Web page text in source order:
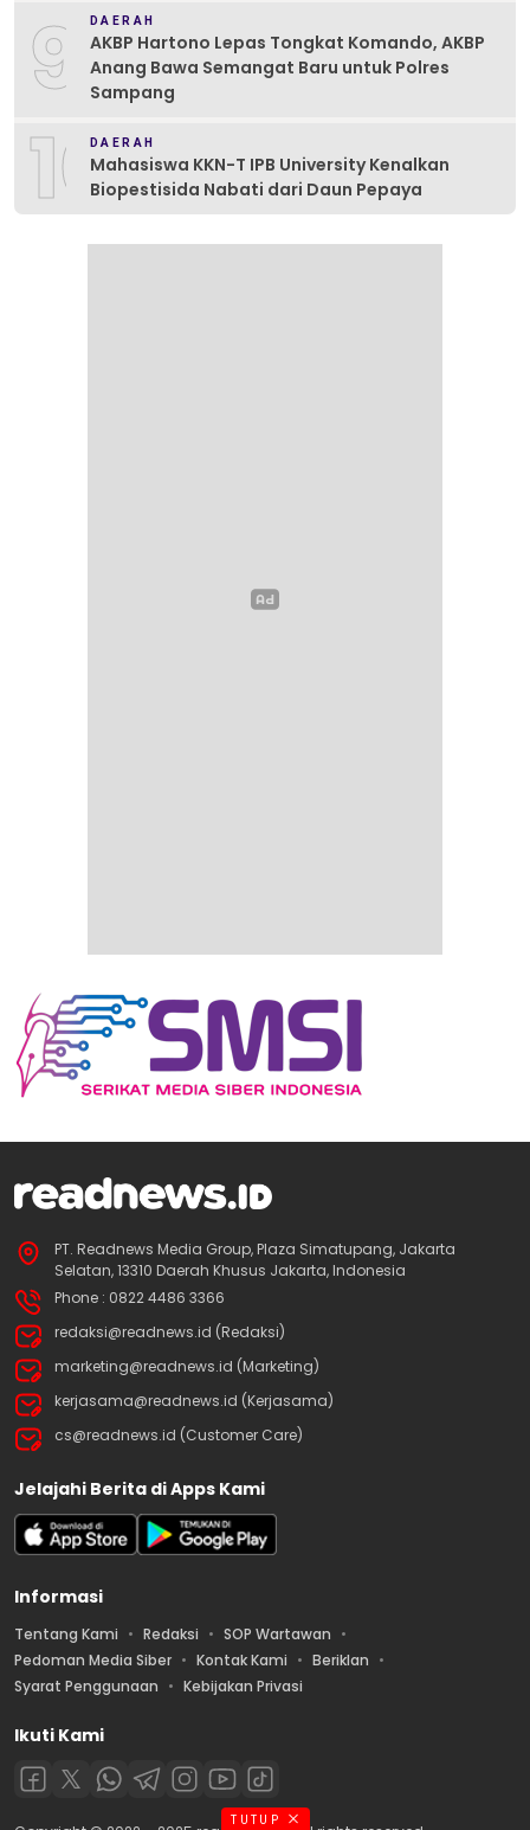
9 DAERAH
AKBP Hartono Lepas Tongkat Komando, AKBP
Anang Bawa Semangat Baru untuk Polres
Sampang
10DAERAH
Mahasiswa KKN-T IPB University Kenalkan
Biopestisida Nabati dari Daun Pepaya
PT. Readnews Media Group, Plaza Simatupang, Jakarta
Selatan, 13310 Daerah Khusus Jakarta, Indonesia
Phone : 0822 4486 3366
redaksi@readnews.id (Redaksi)
marketing@readnews.id (Marketing)
kerjasama@readnews.id (Kerjasama)
cs@readnews.id (Customer Care)
Jelajahi Berita di Apps Kami
Informasi
Tentang Kami Redaksi
SOP Wartawan
Pedoman Media Siber
Kontak Kami
Beriklan
Syarat Penggunaan
Kebijakan Privasi
Ikuti Kami
TUTUP